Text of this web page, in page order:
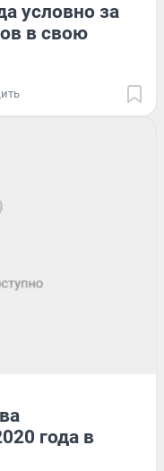
условно за
в свою
года в